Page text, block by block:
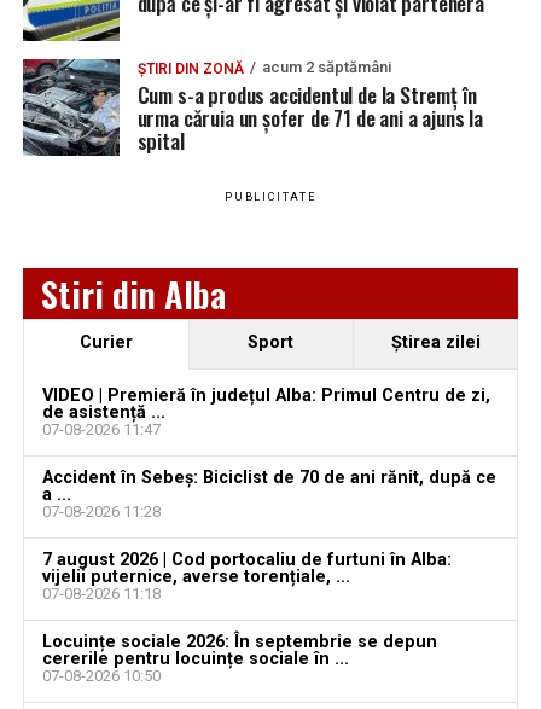
vacante
Locuri de muncă în Galda de Jos, disponibile la 4
august 2026. AJOFM Alba a publicat lista posturilor
vacante
Locuri de muncă în Teiuș, disponibile la 4 august
2026. AJOFM Alba a publicat lista posturilor
ce și-ar fi agresat și violat partenera
PLUS SRL
SORTATOR DESEURI
preferată pe Google
Urmărește Ziarul Unirea pe Social Media
YouTube Instagram
Ultimele știri din Teiuș
Jaf de peste 300.000 de euro, la Teiuș. Familia
păgubită susține că ancheta bate pasul pe loc, la
aproape o lună de la spargere
Locuri de muncă în Sântimbru, disponibile la 4
ȘTIRI DIN ZONĂ acum 2 săptămâni
Cum s-a produs accidentul de la Stremț în
urma căruia un șofer de 71 de ani a ajuns la
spital
PUBLICITATE
Stiri din Alba
Curier Sport Ştirea zilei
VIDEO | Premieră în județul Alba: Primul Centru de zi,
de asistență ...
07-08-2026 11:47
Accident în Sebeș: Biciclist de 70 de ani rănit, după ce
a ...
07-08-2026 11:28
7 august 2026 | Cod portocaliu de furtuni în Alba:
vijelii puternice, averse torențiale, ...
07-08-2026 11:18
Locuințe sociale 2026: În septembrie se depun
cererile pentru locuințe sociale în ...
07-08-2026 10:50